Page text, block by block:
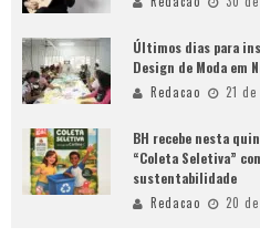
Últimos dias para
Design de Moda em
Redacao 21
BH recebe nesta
“Coleta Seletiva”
sustentabilidade
Redacao 20